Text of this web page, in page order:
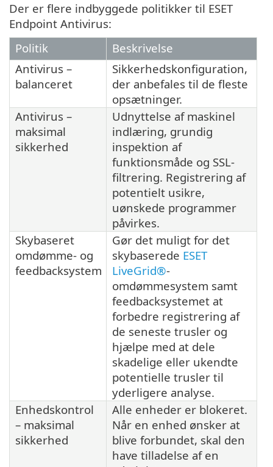
Der er flere indbyggede politikker til ESET
Endpoint Antivirus:
Politik
Beskrivelse
Antivirus –
balanceret
Sikkerhedskonfiguration,
der anbefales til de fleste
opsætninger.
Antivirus –
maksimal
sikkerhed
Udnyttelse af maskinel
indlæring, grundig
inspektion af
funktionsmåde og SSL-
filtrering. Registrering af
potentielt usikre,
uønskede programmer
påvirkes.
Skybaseret
omdømme- og
feedbacksystem
Gør det muligt for det
skybaserede ESET
LiveGrid®-
omdømmesystem samt
feedbacksystemet at
forbedre registrering af
de seneste trusler og
hjælpe med at dele
skadelige eller ukendte
potentielle trusler til
yderligere analyse.
Enhedskontrol
– maksimal
sikkerhed
Alle enheder er blokeret.
Når en enhed ønsker at
blive forbundet, skal den
have tilladelse af en